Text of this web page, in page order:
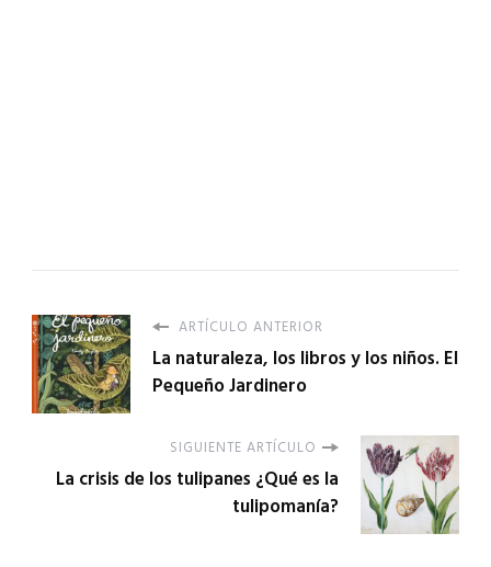
ARTÍCULO ANTERIOR
La naturaleza, los libros y los niños. El
Pequeño Jardinero
SIGUIENTE ARTÍCULO
La crisis de los tulipanes ¿Qué es la
tulipomanía?